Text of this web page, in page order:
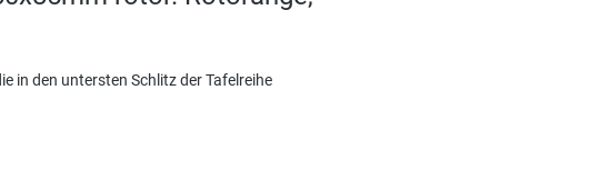
in den untersten Schlitz der Tafelreihe